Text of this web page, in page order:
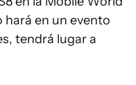
hará en un evento
tendrá lugar a